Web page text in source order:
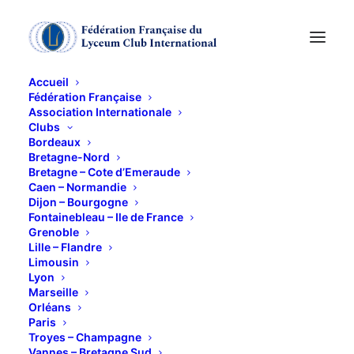
Accueil
Fédération Française
Association Internationale
Clubs
Bordeaux
Bretagne-Nord
Bretagne – Cote d’Emeraude
Caen – Normandie
Dijon – Bourgogne
Fontainebleau – Ile de France
Grenoble
Lille – Flandre
Limousin
Lyon
Marseille
Orléans
Paris
Troyes – Champagne
Journée : la vie de
châteaux
27 SEPTEMBRE 2018
Ce contenu est protégé par un mot de passe. Pour
le voir, veuillez saisir votre mot de passe ci-